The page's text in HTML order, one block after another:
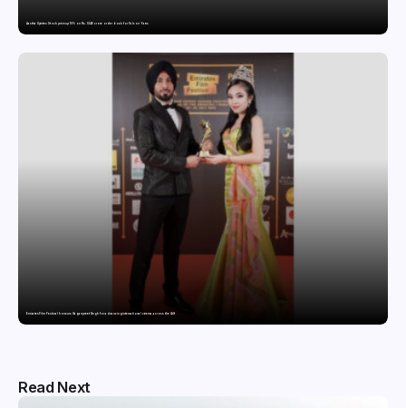
Aastha Spintex Stock price up 10% on Rs. 51.46 crore order book for Falcon Yarns
Emirates Film Festival honours Gaganpreet Singh for advancing international cinema across the Gulf
Read Next